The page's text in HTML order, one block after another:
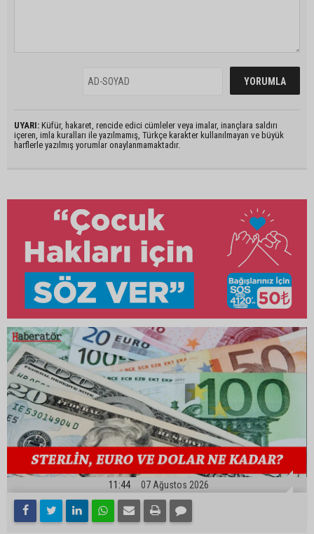
UYARI: Küfür, hakaret, rencide edici cümleler veya imalar, inançlara saldırı
içeren, imla kuralları ile yazılmamış, Türkçe karakter kullanılmayan ve büyük
harflerle yazılmış yorumlar onaylanmamaktadır.
11:44 07 Ağustos 2026